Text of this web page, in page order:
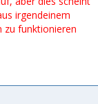
irgendeinem
zu funktionieren